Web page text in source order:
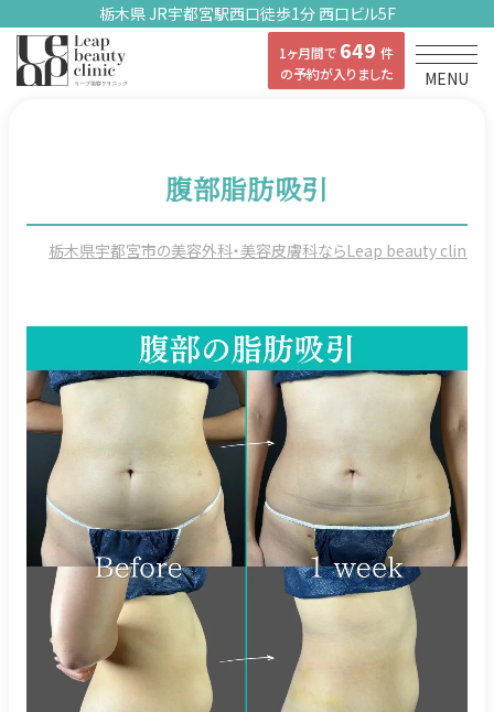
栃木県 JR宇都宮駅西口徒歩1分 西口ビル5F
1ヶ月間で 649 件
の予約が入りました
MENU
腹部脂肪吸引
栃木県宇都宮市の美容外科・美容皮膚科ならLeap beauty clinic